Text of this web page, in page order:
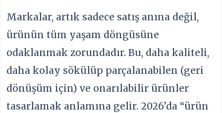
Markalar, artık sadece satış anına değil,
ürünün tüm yaşam döngüsüne
odaklanmak zorundadır. Bu, daha kaliteli,
daha kolay sökülüp parçalanabilen (geri
dönüşüm için) ve onarılabilir ürünler
tasarlamak anlamına gelir. 2026’da “ürün